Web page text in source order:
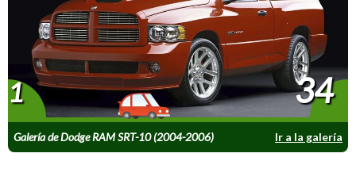
Galería de Dodge RAM SRT-10 (2004-2006) Ir a la galería
1 34